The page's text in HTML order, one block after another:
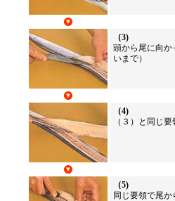
（3)
頭から尾に向か
いまで）
（4)
（３）と同じ
（5)
同じ要領で尾